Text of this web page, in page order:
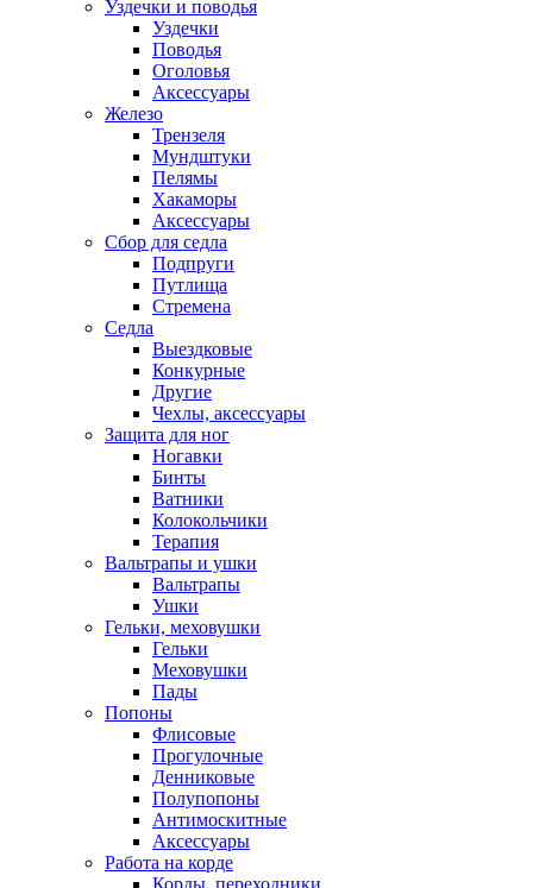
Уздечки и поводья
Уздечки
Поводья
Оголовья
Аксессуары
Железо
Трензеля
Мундштуки
Пелямы
Хакаморы
Аксессуары
Сбор для седла
Подпруги
Путлища
Стремена
Седла
Выездковые
Конкурные
Другие
Чехлы, аксессуары
Защита для ног
Ногавки
Бинты
Ватники
Колокольчики
Терапия
Вальтрапы и ушки
Вальтрапы
Ушки
Гельки, меховушки
Гельки
Меховушки
Пады
Попоны
Флисовые
Прогулочные
Денниковые
Полупопоны
Антимоскитные
Аксессуары
Работа на корде
Корды, переходники